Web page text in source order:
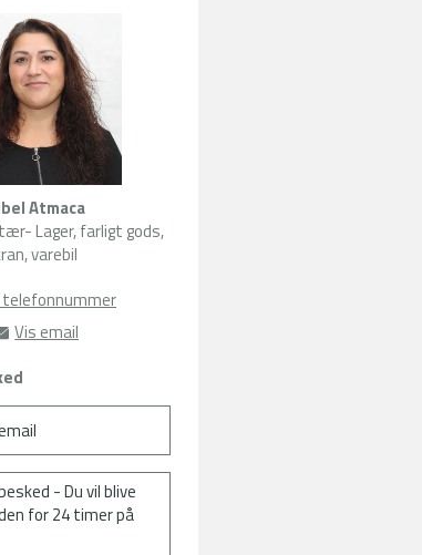
Atmaca
Lager, farligt gods,
varebil
telefonnummer
63135385
Vis emailsat@amu-fyn.dk